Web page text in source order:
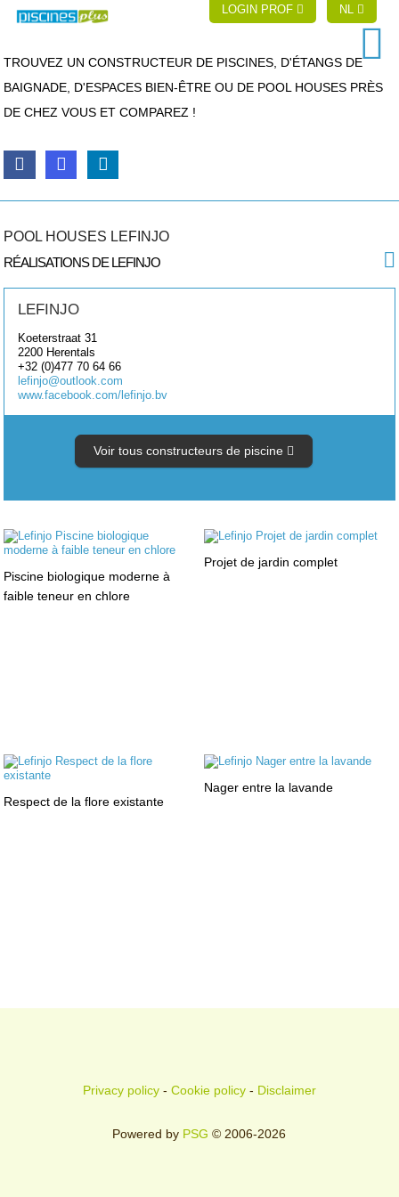
LOGIN PROF NL
TROUVEZ UN CONSTRUCTEUR DE PISCINES, D'ÉTANGS DE
BAIGNADE, D'ESPACES BIEN-ÊTRE OU DE POOL HOUSES PRÈS
DE CHEZ VOUS ET COMPAREZ !
POOL HOUSES LEFINJO
RÉALISATIONS DE LEFINJO
LEFINJO
Koeterstraat 31
2200 Herentals
+32 (0)477 70 64 66
lefinjo@outlook.com
www.facebook.com/lefinjo.bv
Voir tous constructeurs de piscine
Piscine biologique moderne à
faible teneur en chlore
Projet de jardin complet
Respect de la flore existante
Nager entre la lavande
Privacy policy- Cookie policy- Disclaimer
Powered by PSG © 2006-2026